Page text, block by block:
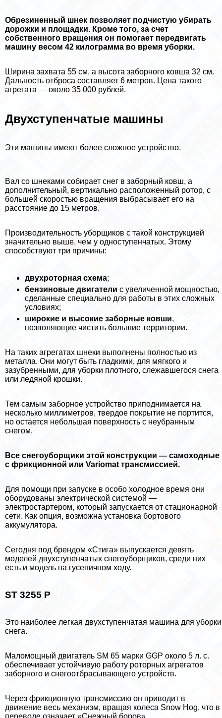
Обрезиненный шнек позволяет подчистую убирать
дорожки и площадки. Кроме того, за счет
собственного вращения он помогает передвигать
машину весом 42 килограмма во время уборки.
Ширина захвата 55 см, а высота заборного ковша 32 см.
Дальность отброса составляет 6 метров. Цена такого
агрегата — около 35 000 рублей.
Двухступенчатые машины
Эти машины имеют более сложное устройство.
Вал со шнеками собирает снег в заборный ковш, а
дополнительный, вертикально расположенный ротор, с
большей скоростью вращения выбрасывает его на
расстояние до 15 метров.
Производительность уборщиков с такой конструкцией
значительно выше, чем у одноступенчатых. Этому
способствуют три причины:
двухроторная схема;
бензиновые двигатели с увеличенной мощностью,
сделанные специально для работы в этих сложных
условиях;
широкие и высокие заборные ковши,
позволяющие чистить большие территории.
На таких агрегатах шнеки выполнены полностью из
металла. Они могут быть гладкими, для мягкого и
зазубренными, для уборки плотного, слежавшегося снега
или ледяной крошки.
Тем самым заборное устройство приподнимается на
несколько миллиметров, твердое покрытие не портится,
но остается небольшая поверхность с неубранным
снегом.
Все снегоуборщики этой конструкции — самоходные
с фрикционной или Variomat трaнcмиссией.
Для помощи при запуске в особо холодное время они
оборудованы электрической системой —
электростартером, который запускается от стационарной
сети. Как опция, возможна установка бортового
аккумулятора.
Сегодня под брендом «Стига» выпускается девять
моделей двухступенчатых снегоуборщиков, среди них
есть и модель на гусеничном ходу.
ST 3255 P
Это наиболее легкая двухступенчатая машина для уборки
снега.
Маломощный двигатель SM 65 марки GGP около 5 л. с.
обеспечивает устойчивую работу роторных агрегатов
заборного и снегоотбрасывающего устройств.
Через фрикционную трaнcмиссию он приводит в
движение весь механизм, вращая колеса Snow Hog, что в
переводе означает «Снежный боров».